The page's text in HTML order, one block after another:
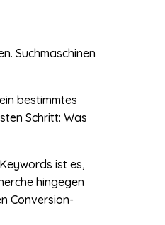
Suchmaschinen
bestimmtes
Schritt: Was
ist es,
hingegen
Conversion-